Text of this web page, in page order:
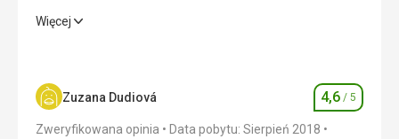
Spokojne wakacje psuło tylko brudne morze i niezbyt
Zakwaterowanie 5,0/ 5
Więcej
Zuzana Dudiová Ocena
4,6 / 5
Zweryfikowana opinia
Data pobytu: Sierpień 2018